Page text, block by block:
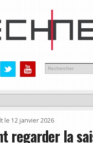
le 12 janvier 2026
regarder la